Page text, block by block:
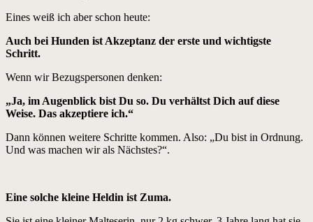
Eines weiß ich aber schon heute:
Auch bei Hunden ist Akzeptanz der erste und wichtigste
Schritt.
Wenn wir Bezugspersonen denken:
„Ja, im Augenblick bist Du so. Du verhältst Dich auf diese
Weise. Das akzeptiere ich.“
Dann können weitere Schritte kommen. Also: „Du bist in Ordnung.
Und was machen wir als Nächstes?“.
Eine solche kleine Heldin ist Zuma.